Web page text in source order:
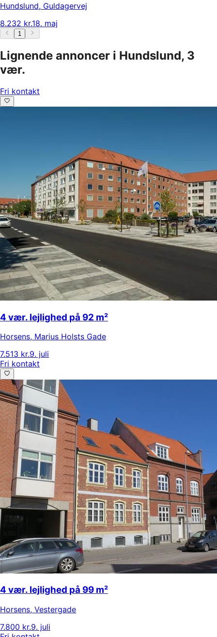
Hundslund, Guldagervej
8.232 kr.18. maj
1
Lignende annoncer i Hundslund, 3
vær.
Fri kontakt
4 vær. lejlighed på 92 m²
Horsens, Marius Holsts Gade
7.513 kr.9. juli
Fri kontakt
4 vær. lejlighed på 99 m²
Horsens, Vestergade
7.800 kr.9. juli